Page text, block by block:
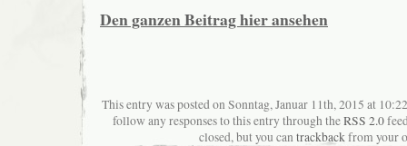
Den ganzen Beitrag hier ansehen
This entry was posted on Sonntag, Januar 11th, 2015 at
follow any responses to this entry through theRSS 2.0
closed, but you cantrackbackfrom your